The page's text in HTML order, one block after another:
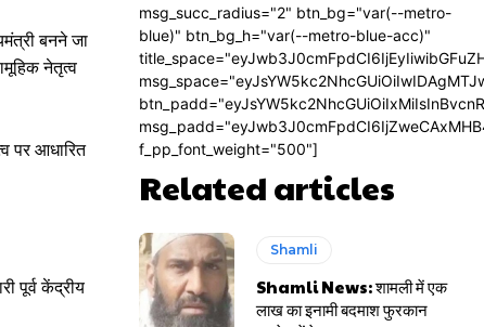
बनने जा
नेतृत्व
पर आधारित
पूर्व केंद्रीय
msg_succ_radius="2" btn_bg="var(--metro-
blue)" btn_bg_h="var(--metro-blue-acc)"
f_pp_font_weight="500"]
Related articles
Shamli
Shamli News: शामली में एक
लाख का इनामी बदमाश फुरकान